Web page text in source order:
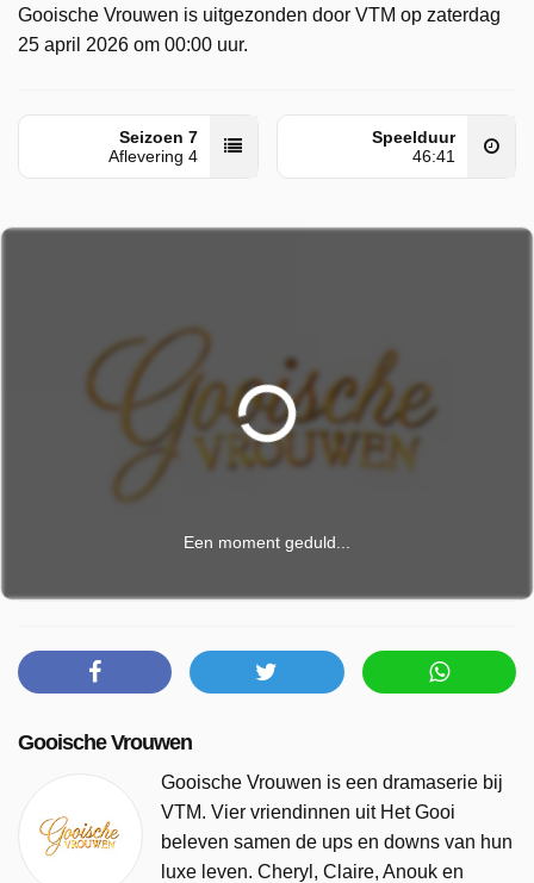
Gooische Vrouwen is uitgezonden door VTM op zaterdag
25 april 2026 om 00:00 uur.
Seizoen 7
Aflevering 4
Speelduur
46:41
Een moment geduld...
Gooische Vrouwen
Gooische Vrouwen is een dramaserie bij
VTM. Vier vriendinnen uit Het Gooi
beleven samen de ups en downs van hun
luxe leven. Cheryl, Claire, Anouk en